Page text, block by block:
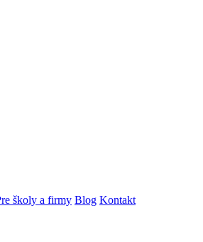
školy a firmy Blog Kontakt